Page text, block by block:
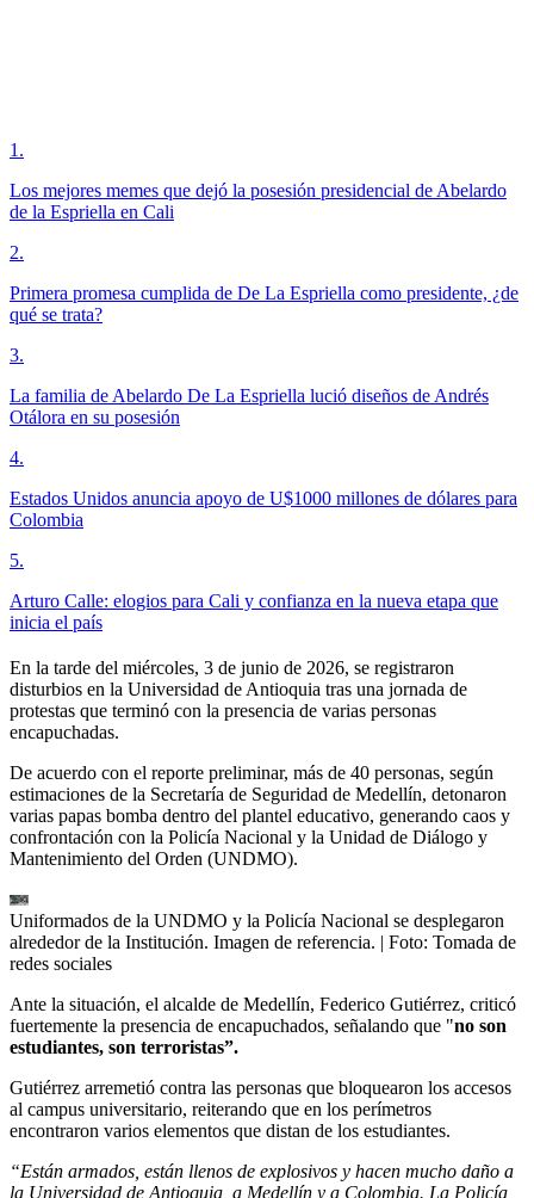
1 .
Los mejores memes que dejó la posesión presidencial de Abelardo
de la Espriella en Cali
2.
Primera promesa cumplida de De La Espriella como presidente, ¿de
qué se trata?
3.
La familia de Abelardo De La Espriella lució diseños de Andrés
Otálora en su posesión
4.
Estados Unidos anuncia apoyo de U$1000 millones de dólares para
Colombia
5.
Arturo Calle: elogios para Cali y confianza en la nueva etapa que
inicia el país
En la tarde del miércoles, 3 de junio de 2026, se registraron
disturbios en la Universidad de Antioquia tras una jornada de
protestas que terminó con la presencia de varias personas
encapuchadas.
De acuerdo con el reporte preliminar, más de 40 personas, según
estimaciones de la Secretaría de Seguridad de Medellín, detonaron
varias papas bomba dentro del plantel educativo, generando caos y
confrontación con la Policía Nacional y la Unidad de Diálogo y
Mantenimiento del Orden (UNDMO).
Uniformados de la UNDMO y la Policía Nacional se desplegaron
alrededor de la Institución. Imagen de referencia. | Foto: Tomada de
redes sociales
Ante la situación, el alcalde de Medellín, Federico Gutiérrez, criticó
fuertemente la presencia de encapuchados, señalando que "no son
estudiantes, son terroristas”.
Gutiérrez arremetió contra las personas que bloquearon los accesos
al campus universitario, reiterando que en los perímetros
encontraron varios elementos que distan de los estudiantes.
“Están armados, están llenos de explosivos y hacen mucho daño a
la Universidad de Antioquia, a Medellín y a Colombia. La Policía